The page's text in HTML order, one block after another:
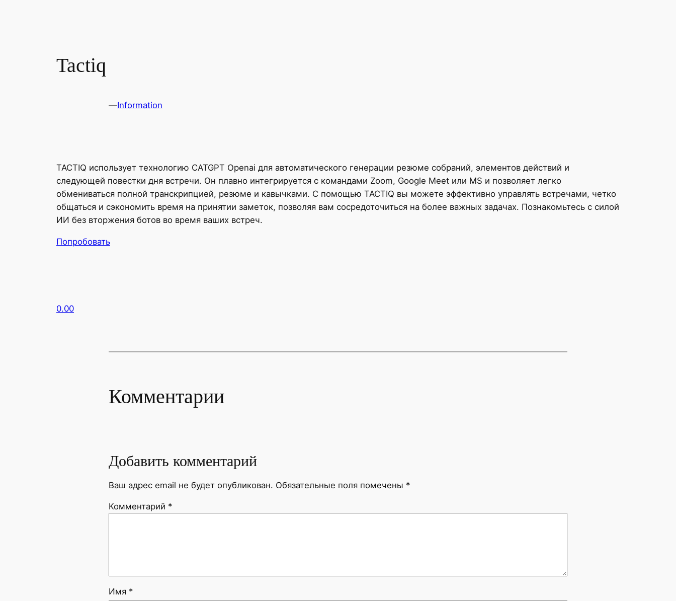
Tactiq
—Information
TACTIQ использует технологию CATGPT Openai для автоматического генерации резюме собраний, элементов действий и
следующей повестки дня встречи. Он плавно интегрируется с командами Zoom, Google Meet или MS и позволяет легко
обмениваться полной транскрипцией, резюме и кавычками. С помощью TACTIQ вы можете эффективно управлять встречами, четко
общаться и сэкономить время на принятии заметок, позволяя вам сосредоточиться на более важных задачах. Познакомьтесь с силой
ИИ без вторжения ботов во время ваших встреч.
Попробовать
0.00
Комментарии
Добавить комментарий
Ваш адрес email не будет опубликован. Обязательные поля помечены *
Комментарий *
Имя *